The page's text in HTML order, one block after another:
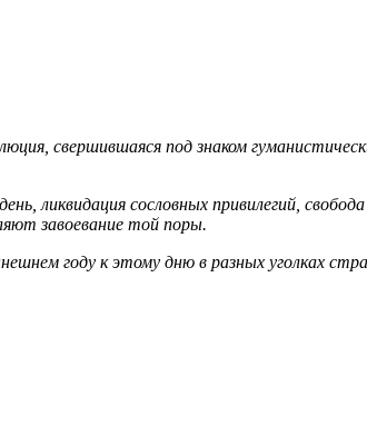
свершившаяся под знаком
ликвидация сословных привилегий,
завоевание той поры.
году к этому дню в разных уголках